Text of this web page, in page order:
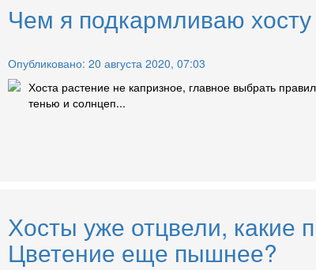
Чем я подкармливаю
Опубликовано: 20 августа 2020, 07:03
Хоста растение не капризное, главное выбрать
тенью и солнцеп...
Хосты уже отцвели, какие
Цветение еще пышнее?